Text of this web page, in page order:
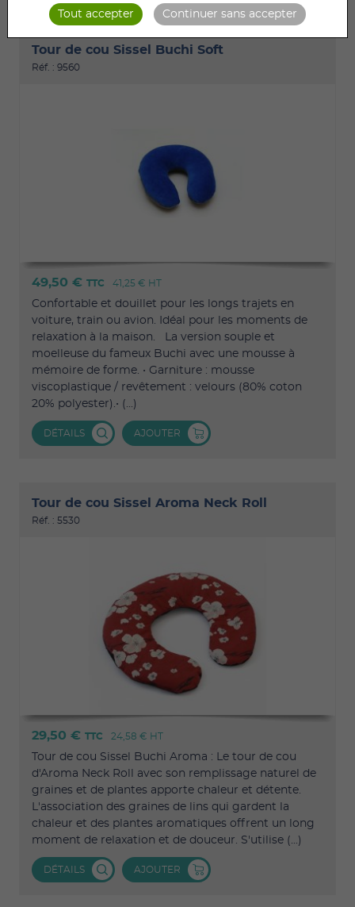
Tour de cou Sissel Buchi Soft
Réf. : 9560
49,50 € TTC 41,25 € HT
Confortable et douillet pour les longs trajets en
voiture, train ou avion. Idéal pour les moments de
relaxation à la maison. La version souple et
moelleuse du fameux Buchi avec une mousse à
mémoire de forme. • Garniture : mousse
viscoplastique / revêtement : velours (80% coton
20% polyester).• (...)
DÉTAILS AJOUTER
Tour de cou Sissel Aroma Neck Roll
Réf. : 5530
29,50 € TTC 24,58 € HT
Tour de cou Sissel Buchi Aroma : Le tour de cou
d'Aroma Neck Roll avec son remplissage naturel de
graines et de plantes apporte chaleur et détente.
L'association des graines de lins qui gardent la
chaleur et des plantes aromatiques offrent un long
moment de relaxation et de douceur. S'utilise (...)
DÉTAILS AJOUTER
Tout accepter Continuer sans accepter